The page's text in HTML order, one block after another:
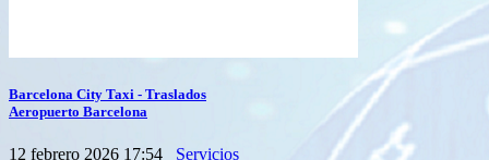
Barcelona City Taxi - Traslados
Aeropuerto Barcelona
12 febrero 2026 17:54
Servicios